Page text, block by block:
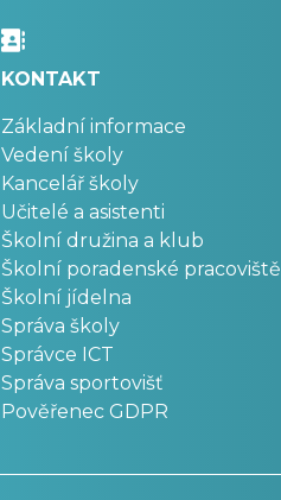
KONTAKT
Základní informace
Vedení školy
Kancelář školy
Učitelé a asistenti
Školní družina a klub
Školní poradenské pracoviště
Školní jídelna
Správa školy
Správce ICT
Správa sportovišť
Pověřenec GDPR